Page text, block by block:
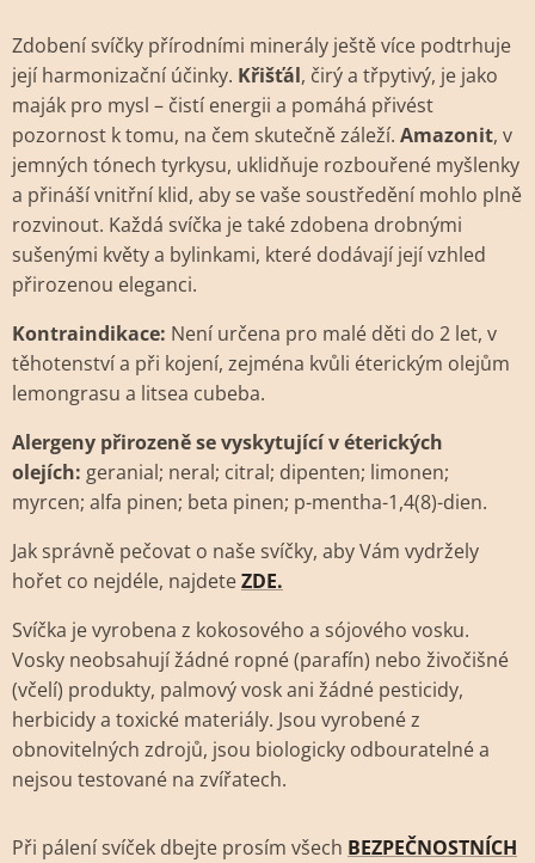
Zdobení svíčky přírodními minerály ještě více podtrhuje
její harmonizační účinky. Křišťál, čirý a třpytivý, je jako
maják pro mysl – čistí energii a pomáhá přivést
pozornost k tomu, na čem skutečně záleží. Amazonit, v
jemných tónech tyrkysu, uklidňuje rozbouřené myšlenky
a přináší vnitřní klid, aby se vaše soustředění mohlo plně
rozvinout. Každá svíčka je také zdobena drobnými
sušenými květy a bylinkami, které dodávají její vzhled
přirozenou eleganci.
Kontraindikace: Není určena pro malé děti do 2 let, v
těhotenství a při kojení, zejména kvůli éterickým olejům
lemongrasu a litsea cubeba.
Alergeny přirozeně se vyskytující v éterických
olejích: geranial; neral; citral; dipenten; limonen;
myrcen; alfa pinen; beta pinen; p-mentha-1,4(8)-dien.
Jak správně pečovat o naše svíčky, aby Vám vydržely
hořet co nejdéle, najdeteZDE.
Svíčka je vyrobena z kokosového a sójového vosku.
Vosky neobsahují žádné ropné (parafín) nebo živočišné
(včelí) produkty, palmový vosk ani žádné pesticidy,
herbicidy a toxické materiály. Jsou vyrobené z
obnovitelných zdrojů, jsou biologicky odbouratelné a
nejsou testované na zvířatech.
Při pálení svíček dbejte prosím všech BEZPEČNOSTNÍCH